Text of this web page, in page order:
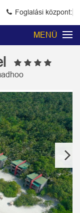
Foglalási központ:
MENÜ
Next